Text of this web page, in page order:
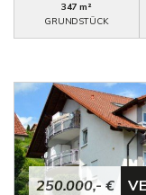
347 m²
GRUNDSTÜCK
250.000,- €